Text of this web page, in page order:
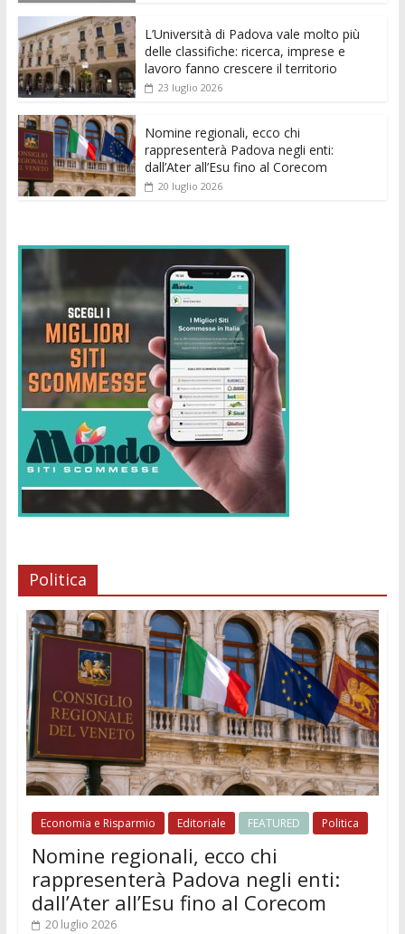
o
k p er
L’Università di Padova vale molto più
delle classifiche: ricerca, imprese e
lavoro fanno crescere il territorio
23 luglio 2026
Nomine regionali, ecco chi
rappresenterà Padova negli enti:
dall’Ater all’Esu fino al Corecom
20 luglio 2026
Politica
Economia e Risparmio Editoriale FEATURED Politica
Nomine regionali, ecco chi
rappresenterà Padova negli enti:
dall’Ater all’Esu fino al Corecom
20 luglio 2026